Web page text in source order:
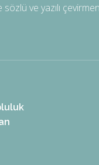
ve yazılı